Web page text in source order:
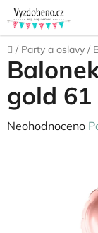
Přejít
na
obsah
Domů
/ Party a oslavy /
gold 61
Průměrné
Neohodnoceno